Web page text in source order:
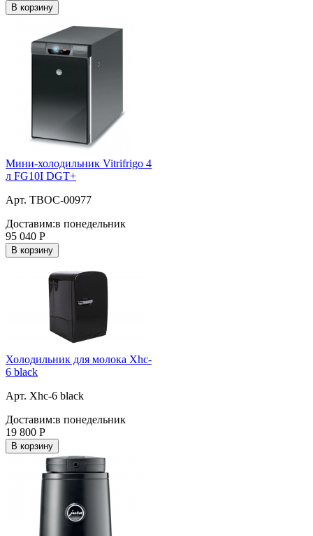
В корзину
Мини-холодильник Vitrifrigo 4
л FG10I DGT+
Арт. ТВОС-00977
Доставим:в понедельник
95 040 Р
В корзину
Холодильник для молока Xhc-
6 black
Арт. Xhc-6 black
Доставим:в понедельник
19 800 Р
В корзину